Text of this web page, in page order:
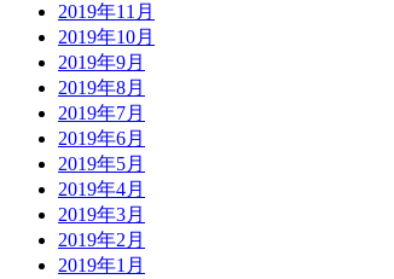
2019年11月
2019年10月
2019年9月
2019年8月
2019年7月
2019年6月
2019年5月
2019年4月
2019年3月
2019年2月
2019年1月